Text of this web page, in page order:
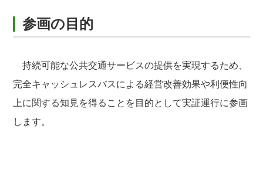
参画の目的
持続可能な公共交通サービスの提供を実現するため、
完全キャッシュレスバスによる経営改善効果や利便性向
上に関する知見を得ることを目的として実証運行に参画
します。